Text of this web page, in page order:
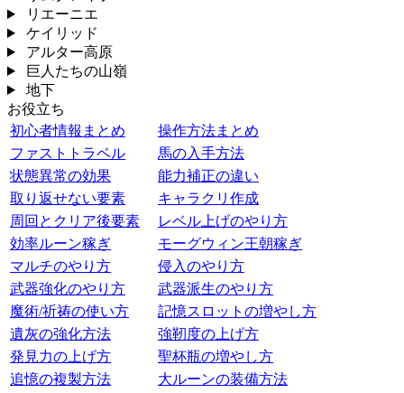
リエーニエ
ケイリッド
アルター高原
巨人たちの山嶺
地下
お役立ち
初心者情報まとめ
操作方法まとめ
ファストトラベル
馬の入手方法
状態異常の効果
能力補正の違い
取り返せない要素
キャラクリ作成
周回とクリア後要素
レベル上げのやり方
効率ルーン稼ぎ
モーグウィン王朝稼ぎ
マルチのやり方
侵入のやり方
武器強化のやり方
武器派生のやり方
魔術/祈祷の使い方
記憶スロットの増やし方
遺灰の強化方法
強靭度の上げ方
発見力の上げ方
聖杯瓶の増やし方
追憶の複製方法
大ルーンの装備方法